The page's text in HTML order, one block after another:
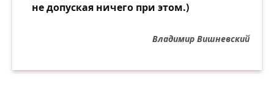
не допуская ничего при этом.)
Владимир Вишневский